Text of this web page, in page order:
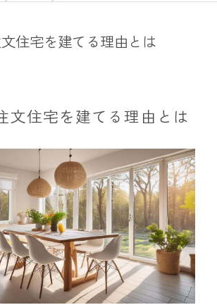
住宅を建てる理由とは
文住宅を建てる理由とは